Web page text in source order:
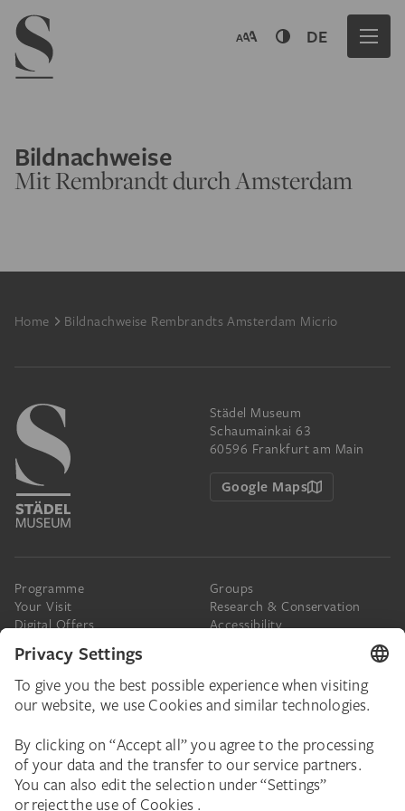
Navigation menu
DE
Bildnachweise
Mit Rembrandt durch Amsterdam
Footer
Home Bildnachweise Rembrandts Amsterdam Micrio
Städel Museum
Schaumainkai 63
60596 Frankfurt am Main
Google Maps
Programme
Your Visit
Digital Offers
Groups
Research & Conservation
Accessibility
The Städel
Donate
Donations & Legacies
Corporate Events
Städelverein
Online Tickets
Newsletter